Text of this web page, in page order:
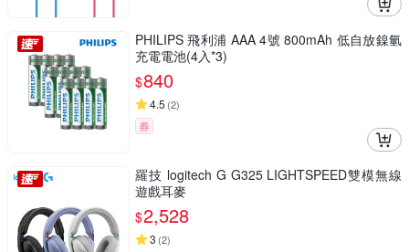
PHILIPS 飛利浦 AAA 4號 800mAh 低自放鎳氫
充電電池(4入*3)
$840
4.5 (2)
券
羅技 logitech G G325 LIGHTSPEED雙模無線
遊戲耳麥
$2,528
3 (2)